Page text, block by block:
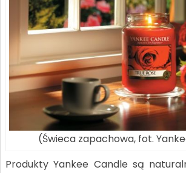
(Świeca zapachowa, fot.
Produkty Yankee Candle są